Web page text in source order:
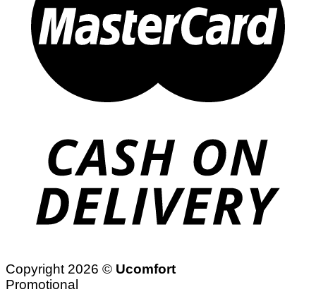
Copyright 2026 © Ucomfort
Promotional